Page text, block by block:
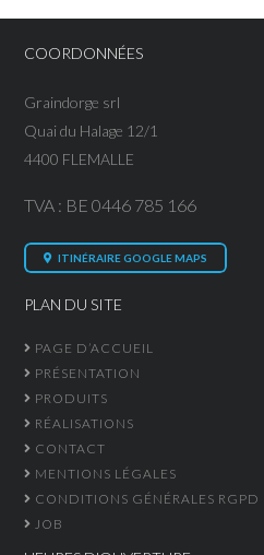
COORDONNÉES
Graindorge srl
Quai du Halage 12/1
4400 FLEMALLE
TVA : BE 0446 785 166
ITINÉRAIRE GOOGLE MAPS
PLAN DU SITE
PAGE D’ACCUEIL
PRÉSENTATION
PRODUITS
RÉALISATIONS
CONTACT
MENTIONS LÉGALES
CONDITIONS GÉNÉRALES RGPD
JOB